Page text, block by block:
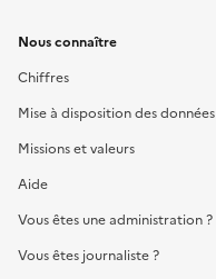
Nous connaître
Chiffres
Mise à disposition des données
Missions et valeurs
Aide
Vous êtes une administration ?
Vous êtes journaliste ?